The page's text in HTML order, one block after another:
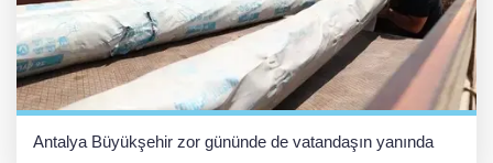
Antalya Büyükşehir zor gününde de vatandaşın yanında